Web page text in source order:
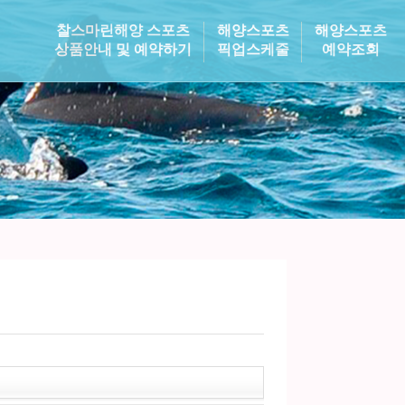
찰스마린해양 스포츠
상품안내 및 예약하기
해양스포츠
픽업스케줄
해양스포츠
예약조회